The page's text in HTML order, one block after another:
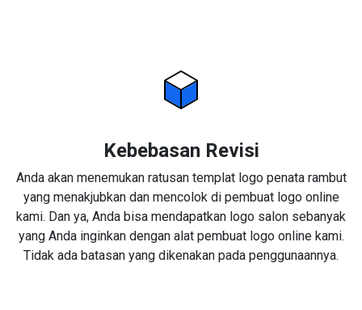
Kebebasan Revisi
Anda akan menemukan ratusan templat logo penata rambut
yang menakjubkan dan mencolok di pembuat logo online
kami. Dan ya, Anda bisa mendapatkan logo salon sebanyak
yang Anda inginkan dengan alat pembuat logo online kami.
Tidak ada batasan yang dikenakan pada penggunaannya.